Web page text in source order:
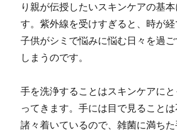
り親が伝授したいスキンケアの基
す。紫外線を受けすぎると、時が
子供がシミで悩みに悩む日々を過
しまうのです。
手を洗浄することはスキンケアに
ってきます。手には目で見ること
諸々着いているので、雑菌に満ち